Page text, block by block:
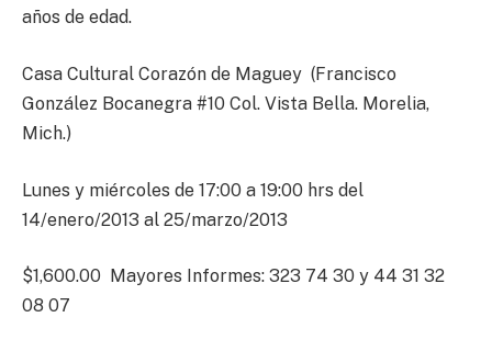
años de edad.
Casa Cultural Corazón de Maguey (Francisco
González Bocanegra #10 Col. Vista Bella. Morelia,
Mich.)
Lunes y miércoles de 17:00 a 19:00 hrs del
14/enero/2013 al 25/marzo/2013
$1,600.00 Mayores Informes: 323 74 30 y 44 31 32
08 07